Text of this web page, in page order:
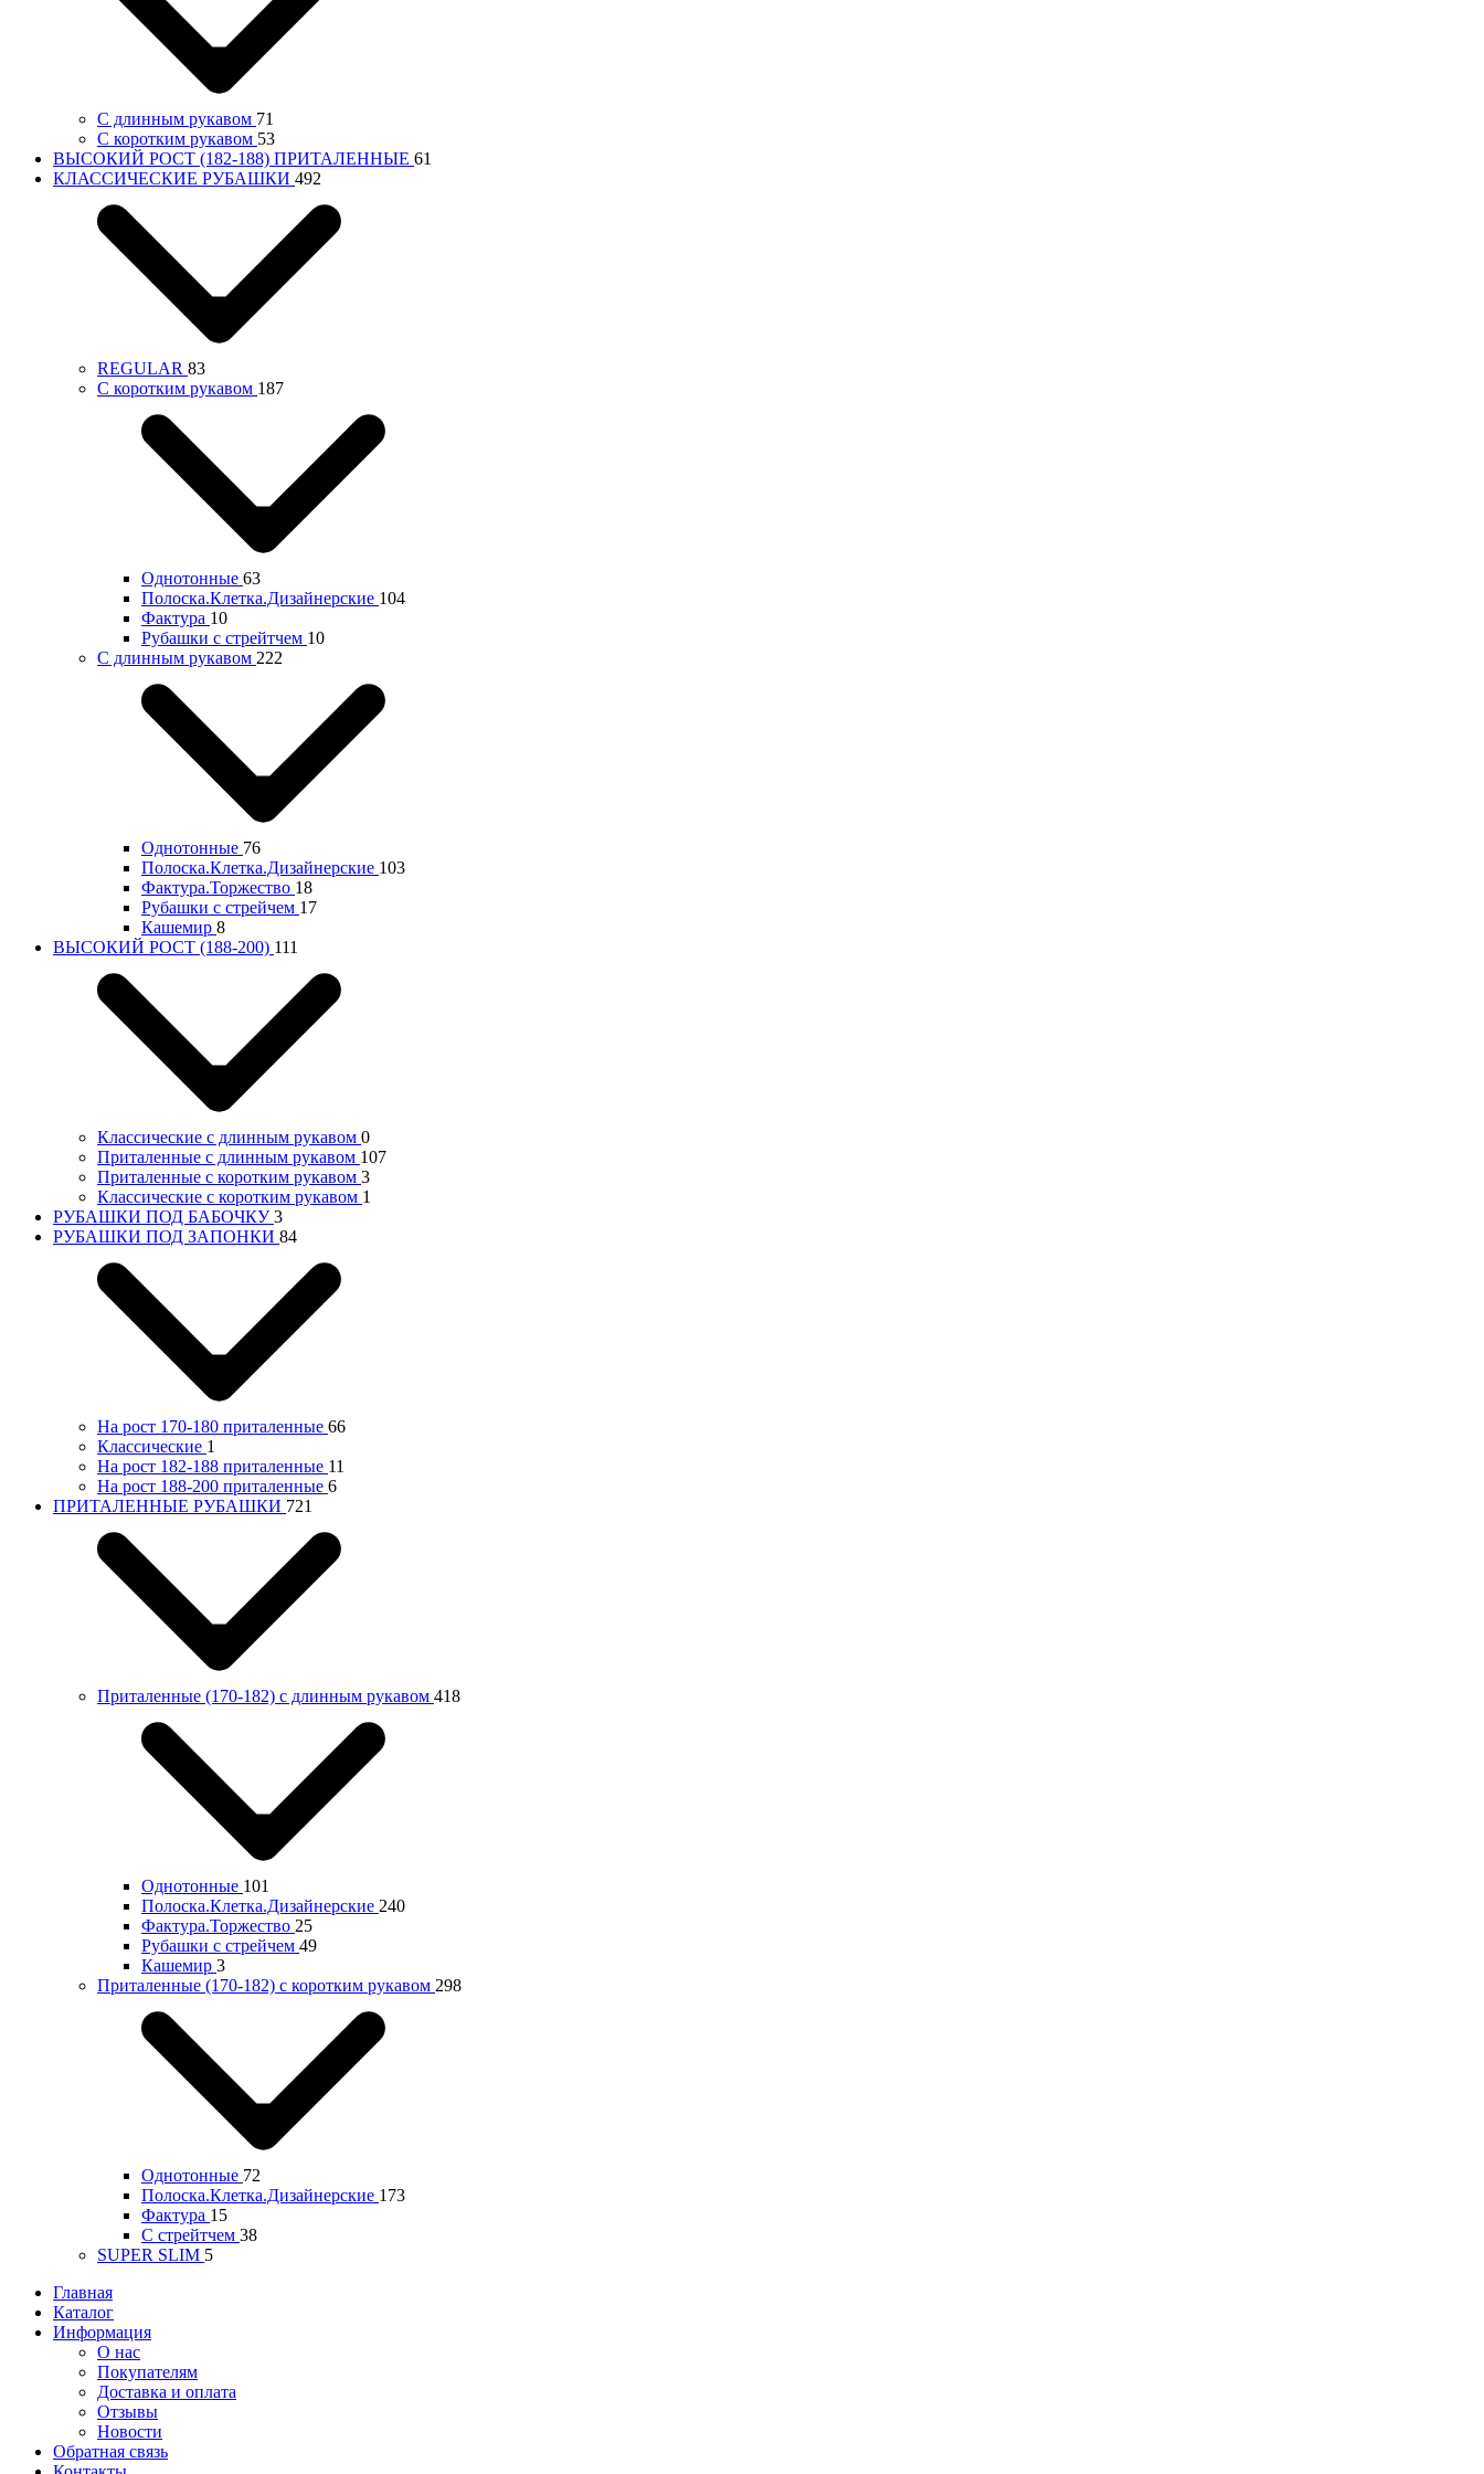
С длинным рукавом 71
С коротким рукавом 53
ВЫСОКИЙ РОСТ (182-188) ПРИТАЛЕННЫЕ 61
КЛАССИЧЕСКИЕ РУБАШКИ 492
REGULAR 83
С коротким рукавом 187
Однотонные 63
Полоска.Клетка.Дизайнерские 104
Фактура 10
Рубашки с стрейтчем 10
С длинным рукавом 222
Однотонные 76
Полоска.Клетка.Дизайнерские 103
Фактура.Торжество 18
Рубашки с стрейчем 17
Кашемир 8
ВЫСОКИЙ РОСТ (188-200) 111
Классические с длинным рукавом 0
Приталенные с длинным рукавом 107
Приталенные с коротким рукавом 3
Классические с коротким рукавом 1
РУБАШКИ ПОД БАБОЧКУ3
РУБАШКИ ПОД ЗАПОНКИ 84
На рост 170-180 приталенные 66
Классические 1
На рост 182-188 приталенные 11
На рост 188-200 приталенные 6
ПРИТАЛЕННЫЕ РУБАШКИ 721
Приталенные (170-182) с длинным рукавом 418
Однотонные 101
Полоска.Клетка.Дизайнерские 240
Фактура.Торжество 25
Рубашки с стрейчем 49
Кашемир 3
Приталенные (170-182) с коротким рукавом 298
Однотонные 72
Полоска.Клетка.Дизайнерские 173
Фактура 15
С стрейтчем 38
SUPER SLIM 5
Главная
Каталог
Информация
О нас
Покупателям
Доставка и оплата
Отзывы
Новости
Обратная связь